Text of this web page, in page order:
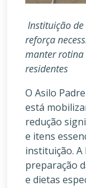
Instituição
reforça
manter rotina
residentes
O Asilo
está
redução
e itens
instituição.
preparação
e dietas